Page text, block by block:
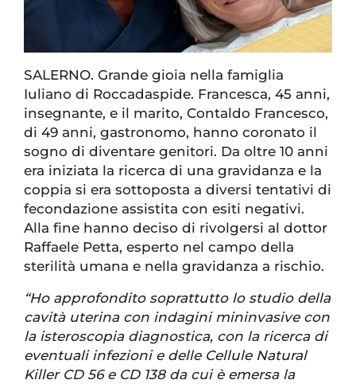
SALERNO. Grande gioia nella famiglia
Iuliano di Roccadaspide. Francesca, 45 anni,
insegnante, e il marito, Contaldo Francesco,
di 49 anni, gastronomo, hanno coronato il
sogno di diventare genitori. Da oltre 10 anni
era iniziata la ricerca di una gravidanza e la
coppia si era sottoposta a diversi tentativi di
fecondazione assistita con esiti negativi.
Alla fine hanno deciso di rivolgersi al dottor
Raffaele Petta, esperto nel campo della
sterilità umana e nella gravidanza a rischio.
“Ho approfondito soprattutto lo studio della
cavità uterina con indagini mininvasive con
la isteroscopia diagnostica, con la ricerca di
eventuali infezioni e delle Cellule Natural
Killer CD 56 e CD 138 da cui è emersa la